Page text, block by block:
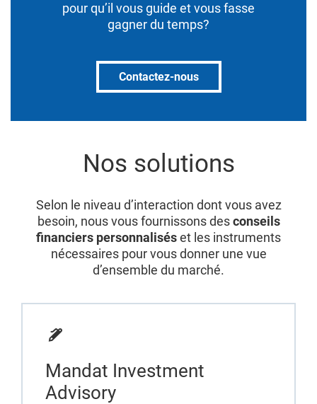
pour qu’il vous guide et vous fasse
gagner du temps?
Contactez-nous
Nos solutions
Selon le niveau d’interaction dont vous avez
besoin, nous vous fournissons desconseils
financiers personnaliséset les instruments
nécessaires pour vous donner une vue
d’ensemble du marché.
Mandat Investment
Advisory